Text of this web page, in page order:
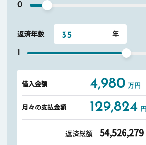
0
返済年数
1
借入金額 4,980 万円
月々の支払金額 129,824 円
返済総額 54,526,279